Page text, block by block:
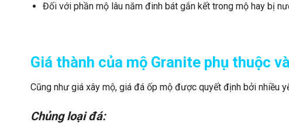
Đối với phần mộ lâu năm đinh bát gắn kết trong mộ hay bị
Giá thành của mộ Granite phụ thuộc
Cũng như giá xây mộ, giá đá ốp mộ được quyết định bởi nhiều
Chủng loại đá: